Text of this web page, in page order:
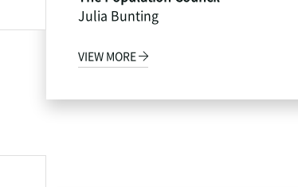
Julia Bunting
VIEW MORE